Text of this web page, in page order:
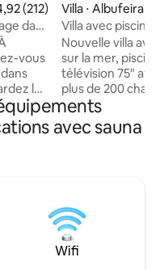
moyenne sur la
(212)
dans
les
lit.
séduit
une
Villa ⋅ Albufeira
Villa avec piscine,
massage, salle
Nouvelle villa
sur la mer,
télévision 75"
plus de 200
gaz, climatisation
chambres, à 10
Oura. Piscine
PS4 PRO - Table
Connexion Internet
jeux : billard, jeu
SALLE DE
avec sauna
Wifi